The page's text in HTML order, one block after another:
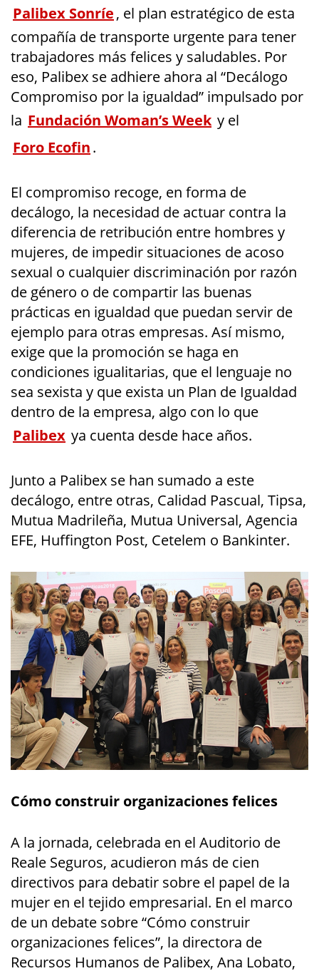
Palibex Sonríe, el plan estratégico de esta
compañía de transporte urgente para tener
trabajadores más felices y saludables. Por
eso, Palibex se adhiere ahora al “Decálogo
Compromiso por la igualdad” impulsado por
la Fundación Woman’s Week y el
Foro Ecofin.
El compromiso recoge, en forma de
decálogo, la necesidad de actuar contra la
diferencia de retribución entre hombres y
mujeres, de impedir situaciones de acoso
sexual o cualquier discriminación por razón
de género o de compartir las buenas
prácticas en igualdad que puedan servir de
ejemplo para otras empresas. Así mismo,
exige que la promoción se haga en
condiciones igualitarias, que el lenguaje no
sea sexista y que exista un Plan de Igualdad
dentro de la empresa, algo con lo que
Palibex ya cuenta desde hace años.
Junto a Palibex se han sumado a este
decálogo, entre otras, Calidad Pascual, Tipsa,
Mutua Madrileña, Mutua Universal, Agencia
EFE, Huffington Post, Cetelem o Bankinter.
Cómo construir organizaciones felices
A la jornada, celebrada en el Auditorio de
Reale Seguros, acudieron más de cien
directivos para debatir sobre el papel de la
mujer en el tejido empresarial. En el marco
de un debate sobre “Cómo construir
organizaciones felices”, la directora de
Recursos Humanos de Palibex, Ana Lobato,